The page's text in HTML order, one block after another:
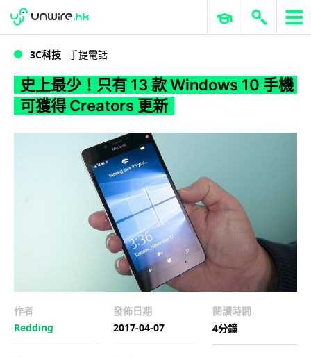
WWDC 2026 ERP 與商業 AI
3C科技 手提電話
史上最少！只有 13 款 Windows 10 手機
可獲得 Creators 更新
作者
Redding
發佈日期
2017-04-07
閱讀時間
4分鐘